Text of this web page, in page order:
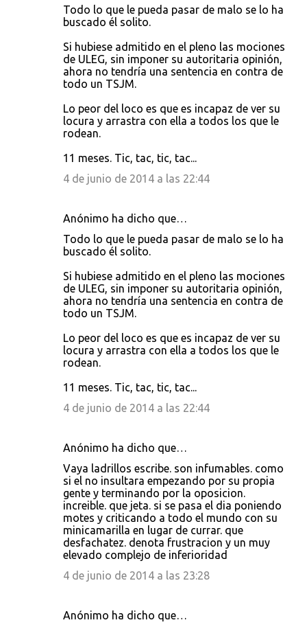
Todo lo que le pueda pasar de malo se lo ha
buscado él solito.
Si hubiese admitido en el pleno las mociones
de ULEG, sin imponer su autoritaria opinión,
ahora no tendría una sentencia en contra de
todo un TSJM.
Lo peor del loco es que es incapaz de ver su
locura y arrastra con ella a todos los que le
rodean.
11 meses. Tic, tac, tic, tac...
4 de junio de 2014 a las 22:44
Anónimo ha dicho que…
Todo lo que le pueda pasar de malo se lo ha
buscado él solito.
Si hubiese admitido en el pleno las mociones
de ULEG, sin imponer su autoritaria opinión,
ahora no tendría una sentencia en contra de
todo un TSJM.
Lo peor del loco es que es incapaz de ver su
locura y arrastra con ella a todos los que le
rodean.
11 meses. Tic, tac, tic, tac...
4 de junio de 2014 a las 22:44
Anónimo ha dicho que…
Vaya ladrillos escribe. son infumables. como
si el no insultara empezando por su propia
gente y terminando por la oposicion.
increible. que jeta. si se pasa el dia poniendo
motes y criticando a todo el mundo con su
minicamarilla en lugar de currar. que
desfachatez. denota frustracion y un muy
elevado complejo de inferioridad
4 de junio de 2014 a las 23:28
Anónimo ha dicho que…